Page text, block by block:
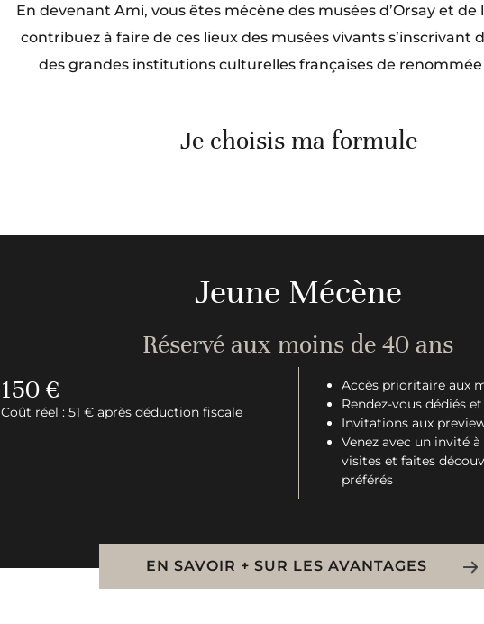
En devenant Ami, vous êtes mécène des musées d’Orsay et de
contribuez à faire de ces lieux des musées vivants s’inscrivant
des grandes institutions culturelles françaises de
Je choisis ma formule
Jeune Mécène
Réservé aux moins de 40 ans
150 €
Coût réel : 51 € après déduction fiscale
Accès prioritaire aux
Rendez-vous dédiés
Invitations aux
Venez avec un invité
visites et faites
préférés
EN SAVOIR + SUR LES AVANTAGES